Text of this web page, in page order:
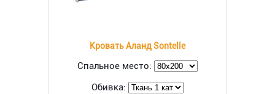
Кровать Аланд Sontelle
Спальное место:
Обивка: